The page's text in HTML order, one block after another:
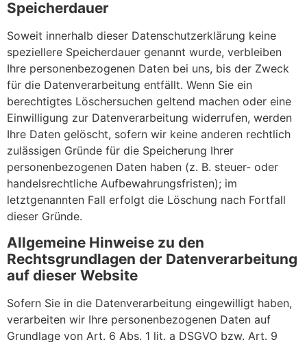
Speicherdauer
Soweit innerhalb dieser Datenschutzerklärung keine
speziellere Speicherdauer genannt wurde, verbleiben
Ihre personenbezogenen Daten bei uns, bis der Zweck
für die Datenverarbeitung entfällt. Wenn Sie ein
berechtigtes Löschersuchen geltend machen oder eine
Einwilligung zur Datenverarbeitung widerrufen, werden
Ihre Daten gelöscht, sofern wir keine anderen rechtlich
zulässigen Gründe für die Speicherung Ihrer
personenbezogenen Daten haben (z. B. steuer- oder
handelsrechtliche Aufbewahrungsfristen); im
letztgenannten Fall erfolgt die Löschung nach Fortfall
dieser Gründe.
Allgemeine Hinweise zu den
Rechtsgrundlagen der Datenverarbeitung
auf dieser Website
Sofern Sie in die Datenverarbeitung eingewilligt haben,
verarbeiten wir Ihre personenbezogenen Daten auf
Grundlage von Art. 6 Abs. 1 lit. a DSGVO bzw. Art. 9